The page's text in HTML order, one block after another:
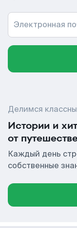
Электронная
Делимся
Истории и
от
Каждый день
собственные